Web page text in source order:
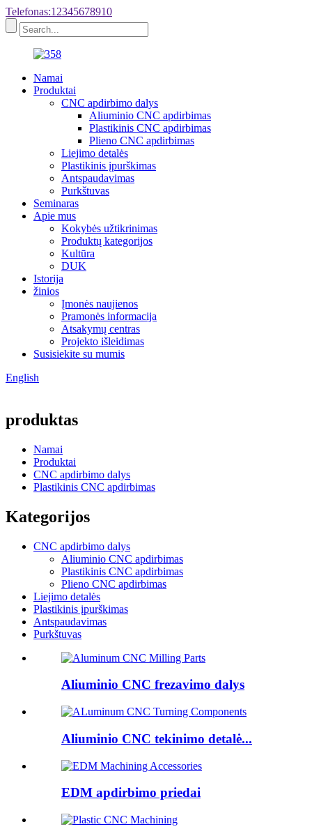
Telefonas:12345678910
Namai
Produktai
CNC apdirbimo dalys
Aliuminio CNC apdirbimas
Plastikinis CNC apdirbimas
Plieno CNC apdirbimas
Liejimo detalės
Plastikinis įpurškimas
Antspaudavimas
Purkštuvas
Seminaras
Apie mus
Kokybės užtikrinimas
Produktų kategorijos
Kultūra
DUK
Istorija
žinios
Įmonės naujienos
Pramonės informacija
Atsakymų centras
Projekto išleidimas
Susisiekite su mumis
English
produktas
Namai
Produktai
CNC apdirbimo dalys
Plastikinis CNC apdirbimas
Kategorijos
CNC apdirbimo dalys
Aliuminio CNC apdirbimas
Plastikinis CNC apdirbimas
Plieno CNC apdirbimas
Liejimo detalės
Plastikinis įpurškimas
Antspaudavimas
Purkštuvas
Aliuminio CNC frezavimo dalys
Aliuminio CNC tekinimo detalė...
EDM apdirbimo priedai